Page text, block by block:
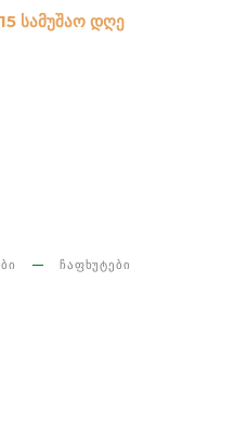
სამუშაო დღე
ᲩᲐᲤᲮᲣᲢᲔᲑᲘ